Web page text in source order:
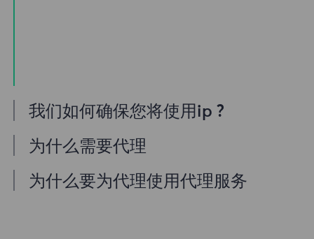
我们如何确保您将使用ip ?
我们的住宅代理池提供无数
BendBroadband代理，因此我们的客户不
必担心停机时间和IP阻塞。您可以从与此提
为什么需要代理
如果您需要通过IP地址访问互联网，那么您
来对地方了。所有代理都提高了安全性和隐
为什么要为代理使用代理服务